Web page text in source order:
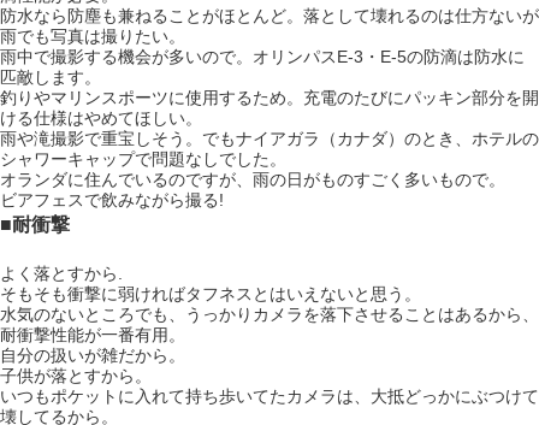
防水なら防塵も兼ねることがほとんど。落として壊れるのは仕方ないが
雨でも写真は撮りたい。
雨中で撮影する機会が多いので。オリンパスE-3・E-5の防滴は防水に
匹敵します。
釣りやマリンスポーツに使用するため。充電のたびにパッキン部分を開
ける仕様はやめてほしい。
雨や滝撮影で重宝しそう。でもナイアガラ（カナダ）のとき、ホテルの
シャワーキャップで問題なしでした。
オランダに住んでいるのですが、雨の日がものすごく多いもので。
ビアフェスで飲みながら撮る!
■耐衝撃
よく落とすから.
そもそも衝撃に弱ければタフネスとはいえないと思う。
水気のないところでも、うっかりカメラを落下させることはあるから、
耐衝撃性能が一番有用。
自分の扱いが雑だから。
子供が落とすから。
いつもポケットに入れて持ち歩いてたカメラは、大抵どっかにぶつけて
壊してるから。